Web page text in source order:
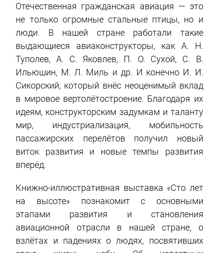
Отечественная гражданская авиация — это
не только огромные стальные птицы, но и
люди. В нашей стране работали такие
выдающиеся авиаконструкторы, как А. Н.
Туполев, А. С. Яковлев, П. О. Сухой, С. В.
Ильюшин, М. Л. Миль и др. И конечно И. И.
Сикорский, который внёс неоценимый вклад
в мировое вертолётостроение. Благодаря их
идеям, конструкторским задумкам и таланту
мир, индустриализация, мобильность
пассажирских перелётов получил новый
виток развития и новые темпы развития
вперёд.
Книжно-иллюстративная выставка «Сто лет
на высоте» познакомит с основными
этапами развития и становления
авиационной отрасли в нашей стране, о
взлётах и падениях о людях, посвятивших